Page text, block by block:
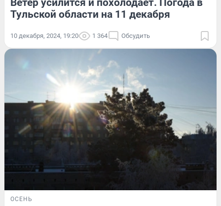
Ветер усилится и похолодает. Погода в
Тульской области на 11 декабря
10 декабря, 2024, 19:20 1 364 Обсудить
ОСЕНЬ